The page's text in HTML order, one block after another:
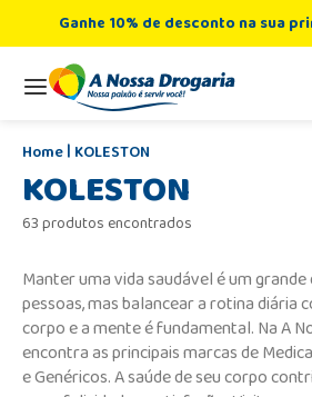
Ganhe 10% de desconto na sua
KOLESTON
KOLESTON
63 produtos encontrados
Manter uma vida saudável é um
pessoas, mas balancear a rotina diária
corpo e a mente é fundamental. Na A
encontra as principais marcas de
e Genéricos. A saúde de seu corpo